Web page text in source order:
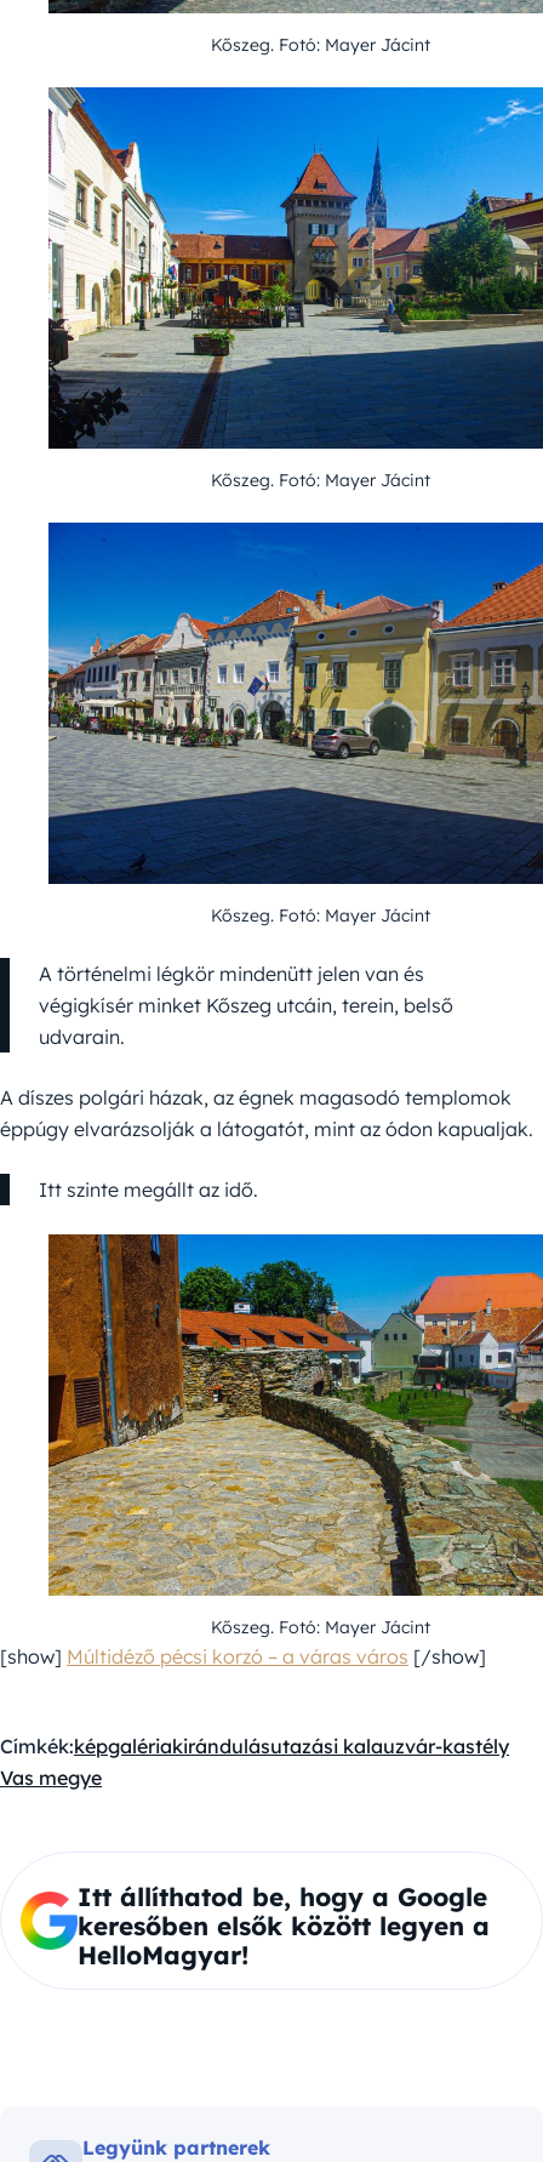
Kőszeg. Fotó: Mayer Jácint
Kőszeg. Fotó: Mayer Jácint
Kőszeg. Fotó: Mayer Jácint
A történelmi légkör mindenütt jelen van és
végigkísér minket Kőszeg utcáin, terein, belső
udvarain.
A díszes polgári házak, az égnek magasodó templomok
éppúgy elvarázsolják a látogatót, mint az ódon kapualjak.
Itt szinte megállt az idő.
Kőszeg. Fotó: Mayer Jácint
[show] Múltidéző pécsi korzó – a váras város [/show]
Címkék:képgalériakirándulásutazási kalauzvár-kastély
Vas megye
Itt állíthatod be, hogy a Google
keresőben elsők között legyen a
HelloMagyar!
Legyünk partnerek